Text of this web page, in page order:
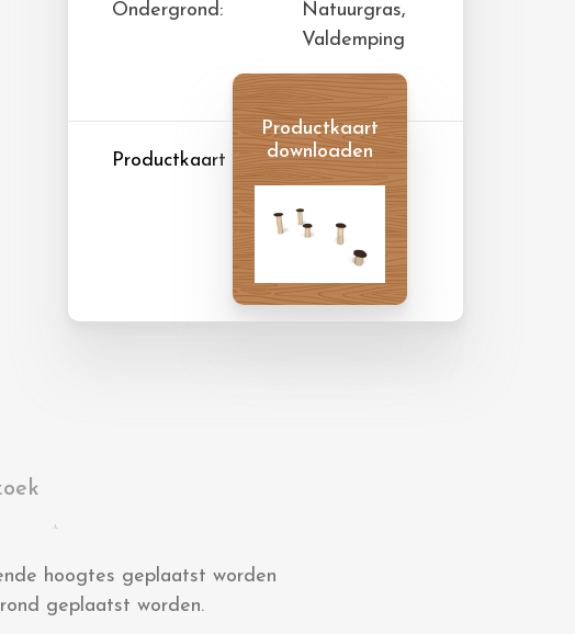
Ondergrond:
Natuurgras,
Valdemping
Productkaart
Productkaart
downloaden
hoogtes geplaatst worden
geplaatst worden.